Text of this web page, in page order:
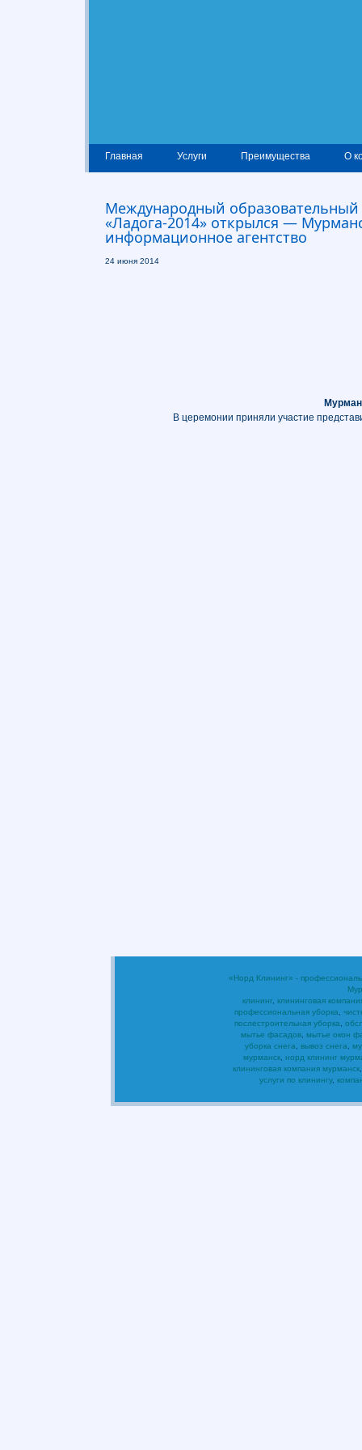
Главная Услуги Преимущества О
Международный
«Ладога-2014» открылся —
информационное агентство
24 июня 2014
В церемонии приняли участие
«Норд Клининг» -
клининг клининговая
профессиональная уборка
послестроительная уборка
мытье фасадов мытье окон
уборка снега
вывоз снега
мурманск, норд клининг
клининговая компания мурманск
услуги по клинингу,